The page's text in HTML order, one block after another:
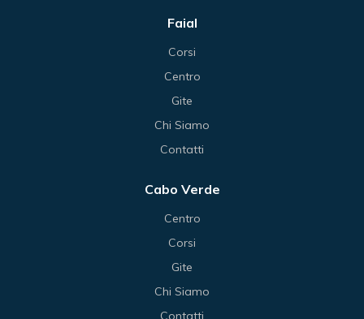
Faial
Corsi
Centro
Gite
Chi Siamo
Contatti
Cabo Verde
Centro
Corsi
Gite
Chi Siamo
Contatti